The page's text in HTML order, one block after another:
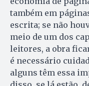
também em
escrita; se não
meio de um dos
leitores, a obra
é necessário
alguns têm essa